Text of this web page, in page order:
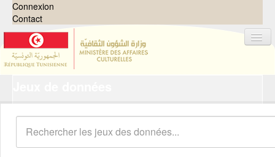
Connexion
Contact
Organisations
Groupes
Demandes 0